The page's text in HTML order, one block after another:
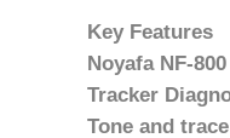
Key Features
Noyafa NF-
Tracker
Tone and